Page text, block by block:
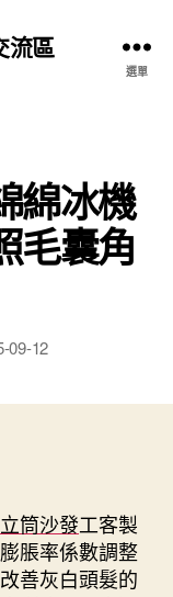
流區
選單
綿冰機
毛囊角
09-12
筒沙發⼯客製
脹率係數調整
善灰白頭髮的